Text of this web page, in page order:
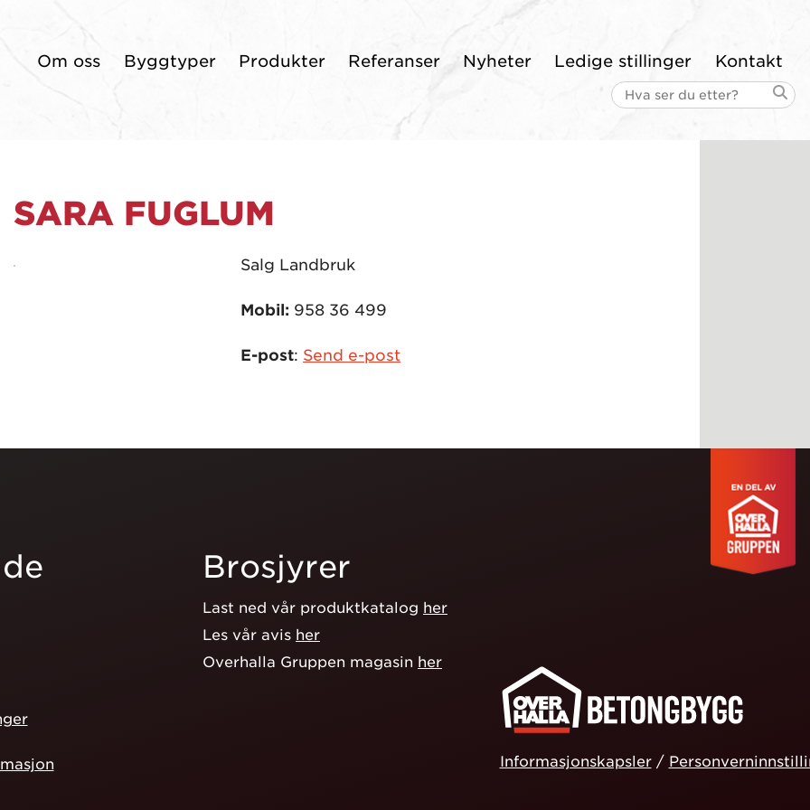
Om oss Byggtyper Produkter Referanser Nyheter Ledige stillinger Kontakt
SARA FUGLUM
Salg Landbruk
Mobil: 958 36 499
E-post: Send e-post
Brosjyrer
Last ned vår produktkatalog her
Les vår avis her
Overhalla Gruppen magasin her
Informasjonskapsler/